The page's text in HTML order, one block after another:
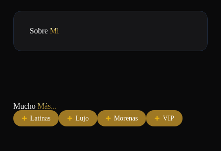
Sobre Mi
Mucho Más...
Latinas Lujo Morenas VIP